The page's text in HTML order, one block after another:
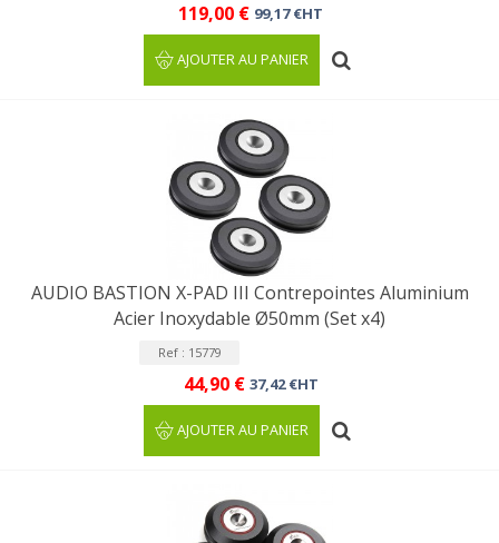
119,00 € 99,17 €HT
AJOUTER AU PANIER
AUDIO BASTION X-PAD III Contrepointes Aluminium
Acier Inoxydable Ø50mm (Set x4)
Ref : 15779
44,90 € 37,42 €HT
AJOUTER AU PANIER